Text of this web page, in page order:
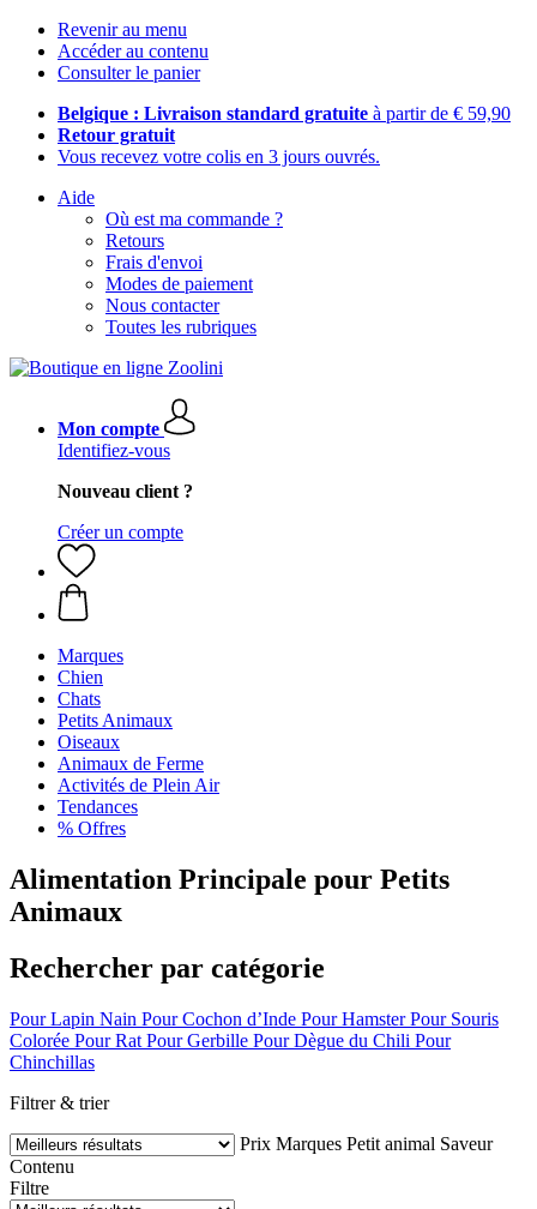
Revenir au menu
Accéder au contenu
Consulter le panier
Belgique : Livraison standard gratuite à partir de € 59,90
Retour gratuit
Vous recevez votre colis en 3 jours ouvrés.
Aide
Où est ma commande ?
Retours
Frais d'envoi
Modes de paiement
Nous contacter
Toutes les rubriques
Mon compte
Identifiez-vous
Nouveau client ?
Créer un compte
Marques
Chien
Chats
Petits Animaux
Oiseaux
Animaux de Ferme
Activités de Plein Air
Tendances
% Offres
Alimentation Principale pour Petits
Animaux
Rechercher par catégorie
Pour Lapin Nain Pour Cochon d’Inde Pour Hamster Pour Souris
Colorée Pour Rat Pour Gerbille Pour Dègue du Chili Pour
Chinchillas
Filtrer & trier
Prix Marques Petit animal Saveur
Contenu
Filtre